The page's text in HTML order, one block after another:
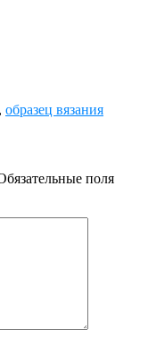
, образец вязания
поля